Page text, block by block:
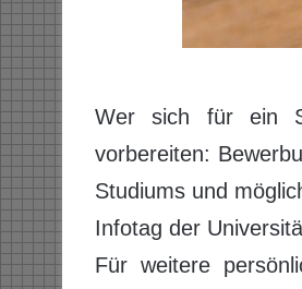
Wer sich für ein
vorbereiten:
Studiums und
Infotag der
Für weitere